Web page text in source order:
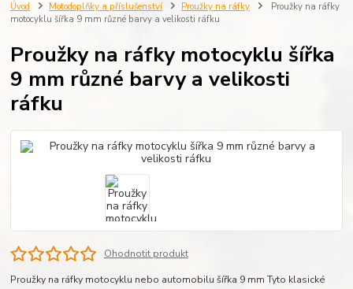
Úvod Motodoplňky a příslušenství Proužky na ráfky
Proužky na ráfky
motocyklu šířka 9 mm různé barvy a velikosti ráfku
Proužky na ráfky motocyklu šířka
9 mm různé barvy a velikosti
ráfku
Ohodnotit produkt
Proužky na ráfky motocyklu nebo automobilu šířka 9 mm Tyto klasické